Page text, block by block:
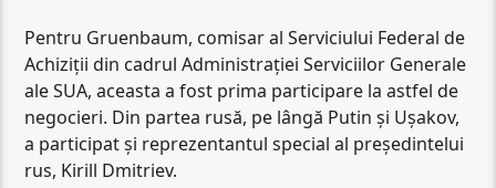
Pentru Gruenbaum, comisar al Serviciului Federal de
Achiziții din cadrul Administrației Serviciilor Generale
ale SUA, aceasta a fost prima participare la astfel de
negocieri. Din partea rusă, pe lângă Putin și Ușakov,
a participat și reprezentantul special al președintelui
rus, Kirill Dmitriev.